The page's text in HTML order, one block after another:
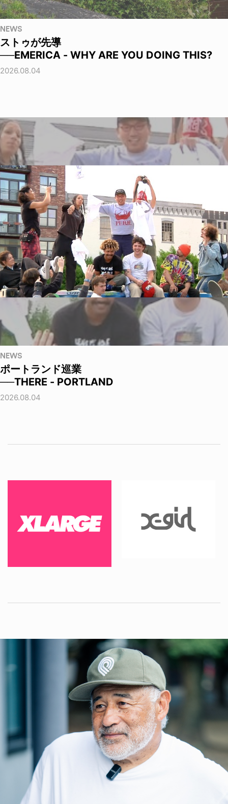
NEWS
ストゥが先導
──EMERICA - WHY ARE YOU DOING THIS?
2026.08.04
NEWS
ポートランド巡業
──THERE - PORTLAND
2026.08.04